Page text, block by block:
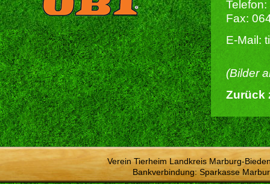
Fax:
E-Mail:
(Bilder
Zurück
Verein Tierheim Landkreis Marburg-
Bankverbindung: Sparkasse